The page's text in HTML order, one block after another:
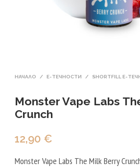
НАЧАЛО / Е-ТЕЧНОСТИ / SHORTFILL Е-
Monster Vape Labs
Crunch
12,90 €
Monster Vape Labs The Milk Berry